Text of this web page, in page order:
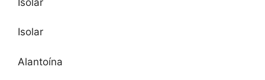
Isolar
Alantoína